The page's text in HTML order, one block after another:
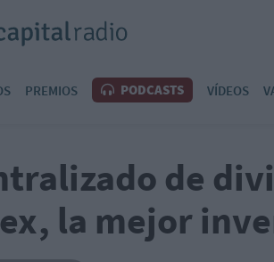
PREMIOS PODCASTS VÍDEOS
de
la mejor